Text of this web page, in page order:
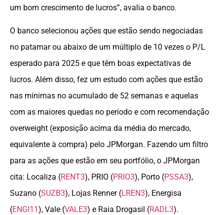
um bom crescimento de lucros”, avalia o banco.
O banco selecionou ações que estão sendo negociadas
no patamar ou abaixo de um múltiplo de 10 vezes o P/L
esperado para 2025 e que têm boas expectativas de
lucros. Além disso, fez um estudo com ações que estão
nas mínimas no acumulado de 52 semanas e aquelas
com as maiores quedas no período e com recomendação
overweight (exposição acima da média do mercado,
equivalente à compra) pelo JPMorgan. Fazendo um filtro
para as ações que estão em seu portfólio, o JPMorgan
cita: Localiza (RENT3), PRIO (PRIO3), Porto (PSSA3),
Suzano (SUZB3), Lojas Renner (LREN3), Energisa
(ENGI11 ), Vale (VALE3) e Raia Drogasil (RADL3).